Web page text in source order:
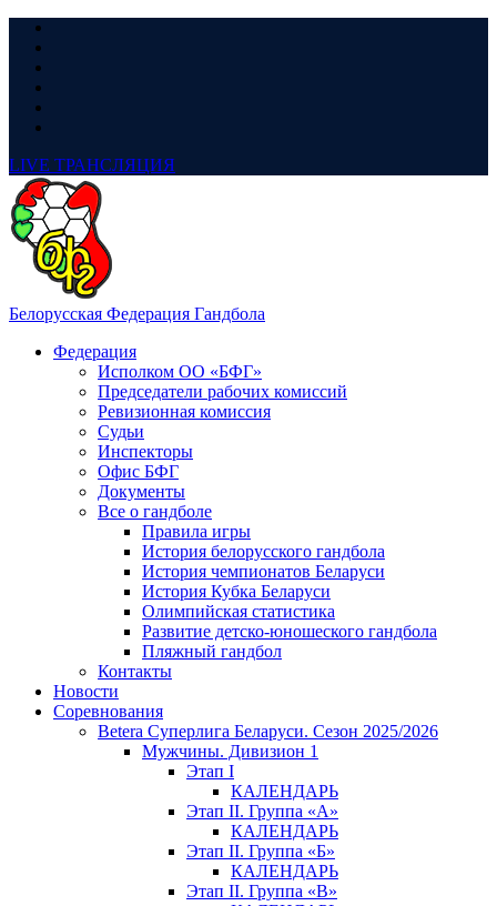
LIVE ТРАНСЛЯЦИЯ
Белорусская Федерация Гандбола
Федерация
Исполком ОО «БФГ»
Председатели рабочих комиссий
Ревизионная комиссия
Судьи
Инспекторы
Офис БФГ
Документы
Все о гандболе
Правила игры
История белорусского гандбола
История чемпионатов Беларуси
История Кубка Беларуси
Олимпийская статистика
Развитие детско-юношеского гандбола
Пляжный гандбол
Контакты
Новости
Соревнования
Betera Суперлига Беларуси. Сезон 2025/2026
Мужчины. Дивизион 1
Этап I
КАЛЕНДАРЬ
Этап II. Группа «А»
КАЛЕНДАРЬ
Этап II. Группа «Б»
КАЛЕНДАРЬ
Этап II. Группа «В»